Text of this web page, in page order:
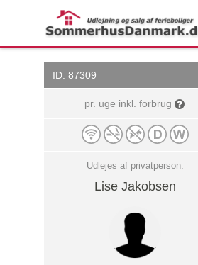
ID: 87309
pr. uge inkl. forbrug
Udlejes af privatperson:
Lise Jakobsen